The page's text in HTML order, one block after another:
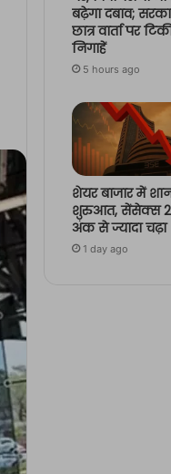
बढ़ेगा दबाव;
छात्र वार्ता पर
निगाहें
5 hours ago
शेयर बाजार में
शुरुआत, सेंसेक्स
अंक से ज्यादा चढ़ा
1 day ago